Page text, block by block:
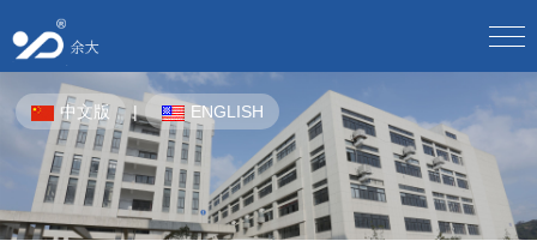
关于我们
公司介绍/
企业文化/ 发展历程/ 荣誉资质/ 厂房设备/
员工风采/ 合作伙伴/
产品中心
中文版 | ENGLISH